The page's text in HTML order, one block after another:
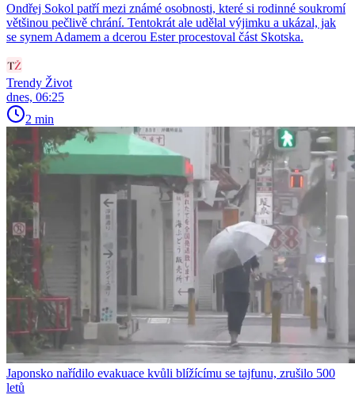
Ondřej Sokol patří mezi známé osobnosti, které si rodinné soukromí
většinou pečlivě chrání. Tentokrát ale udělal výjimku a ukázal, jak
se synem Adamem a dcerou Ester procestoval část Skotska.
Trendy Život
dnes, 06:25
2 min
Japonsko nařídilo evakuace kvůli blížícímu se tajfunu, zrušilo 500
letů